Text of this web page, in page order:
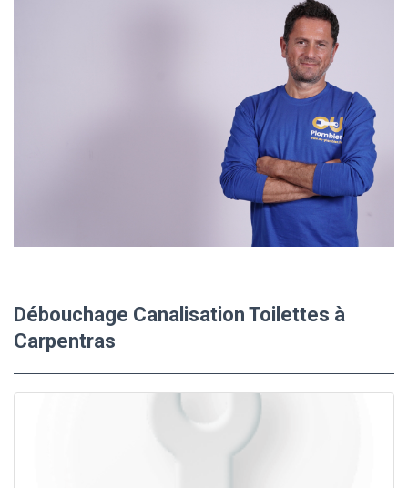
Débouchage Canalisation Toilettes à
Carpentras